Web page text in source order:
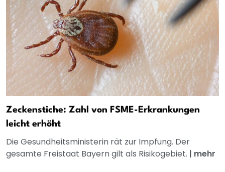
Zeckenstiche: Zahl von FSME-Erkrankungen
leicht erhöht
Die Gesundheitsministerin rät zur Impfung. Der
gesamte Freistaat Bayern gilt als Risikogebiet. | mehr